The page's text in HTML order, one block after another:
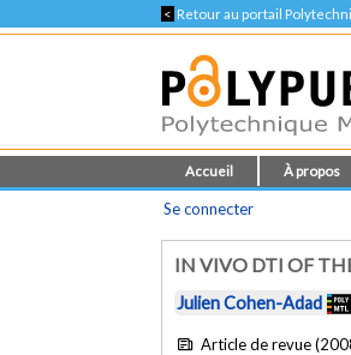
< Retour au portail
Accueil À propos
Se connecter
IN VIVO DTI OF
Julien Cohen-Adad
Article de revue